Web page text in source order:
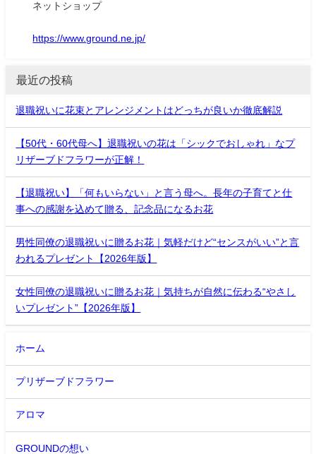
ネットショップ
https://www.ground.ne.jp/
最近の投稿
退職祝いに花束とアレンジメントはどっちが良いか徹底解説
【50代・60代母へ】退職祝いの花は「シックでおしゃれ」なプ
リザーブドフラワーが正解！
【退職祝い】「何もいらない」と言う母へ。長年の子育てと仕
事への感謝を込めて贈る、記念品になるお花
男性同僚の退職祝いに贈るお花｜気軽だけど“センスがいい”と言
われるプレゼント【2026年版】
女性同僚の退職祝いに贈るお花｜気持ちが自然に伝わる“やさし
いプレゼント”【2026年版】
ホーム
プリザーブドフラワー
アロマ
GROUNDの想い